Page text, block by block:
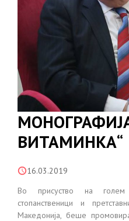
ВИТАМИНКА“
16.03.2019
Во присуство на голем
стопанственици и
Македонија, беше